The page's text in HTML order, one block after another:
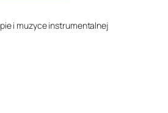
i muzyce instrumentalnej